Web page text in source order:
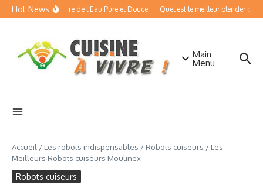
Aller au contenu
Hot News
d’Eau : Boire de l’Eau Pure et Douce Quel est le meilleur blender
Main
Menu
Accueil / Les robots indispensables / Robots cuiseurs / Les
Meilleurs Robots cuiseurs Moulinex
Robots cuiseurs